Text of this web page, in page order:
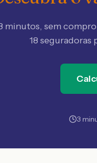
minutos, sem
18 seguradoras
3